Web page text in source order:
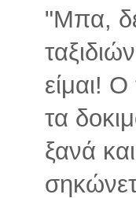
"Μπα,
είμαι!
τα
ξανά